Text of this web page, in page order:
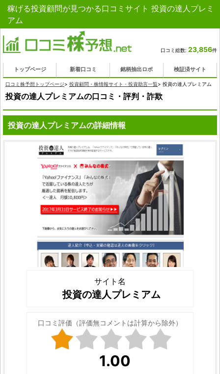
稼げる投資顧問が見つかる口コミサイト 投資の達人プレミ
アム
口コミ総数: 23,856件
トップページ 新着口コミ 銘柄抽出ロボ 検証済サイト
口コミ株予想トップページ> 投資顧問・株情報サイト・投資助言一覧> 投資の達人プレミアム
投資の達人プレミアムの口コミ・評判・詐欺
投資の達人プレミアムの詳細情報
サイト名
投資の達人プレミアム
口コミ評価（評価無コメントは計算から除外）
1.00